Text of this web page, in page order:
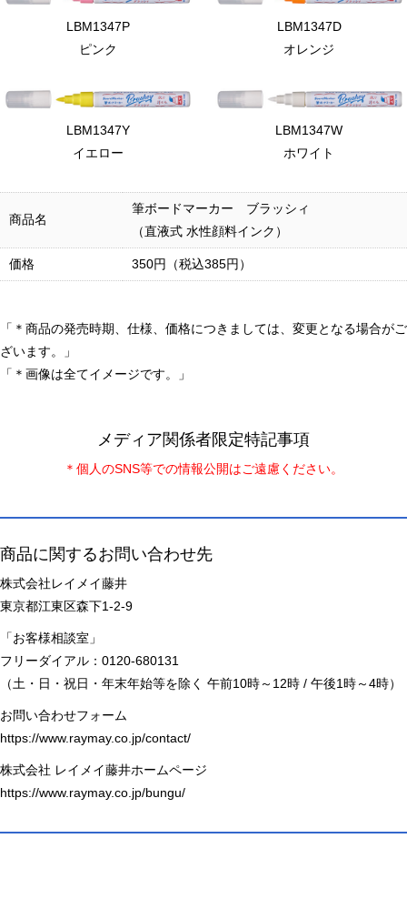
LBM1347P
ピンク
LBM1347D
オレンジ
LBM1347Y
イエロー
LBM1347W
ホワイト
商品名
筆ボードマーカー ブラッシィ
（直液式 水性顔料インク）
価格 350円（税込385円）
「＊商品の発売時期、仕様、価格につきましては、変更となる場合がご
ざいます。」
「＊画像は全てイメージです。」
メディア関係者限定特記事項
＊個人のSNS等での情報公開はご遠慮ください。
商品に関するお問い合わせ先
株式会社レイメイ藤井
東京都江東区森下1-2-9
「お客様相談室」
フリーダイアル：0120-680131
（土・日・祝日・年末年始等を除く 午前10時～12時 / 午後1時～4時）
お問い合わせフォーム
https://www.raymay.co.jp/contact/
株式会社 レイメイ藤井ホームページ
https://www.raymay.co.jp/bungu/